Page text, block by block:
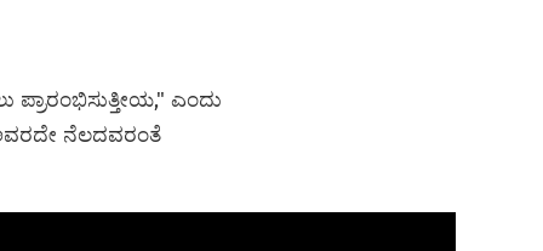
ಪ್ರಾರಂಭಿಸುತ್ತೀಯ," ಎಂದು
ನೆಲದವರಂತೆ